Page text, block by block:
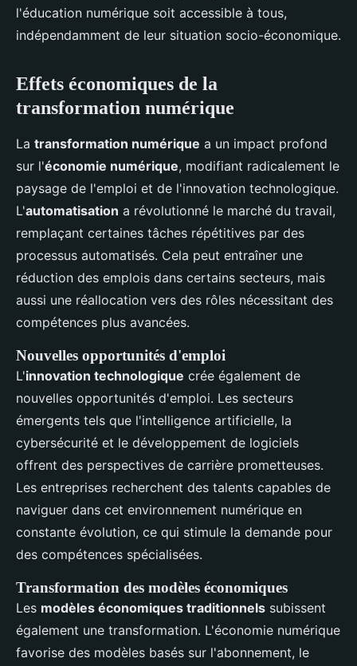
l'éducation numérique soit accessible à tous,
indépendamment de leur situation socio-économique.
Effets économiques de la
transformation numérique
La transformation numérique a un impact profond
sur l'économie numérique, modifiant radicalement le
paysage de l'emploi et de l'innovation technologique.
L'automatisation a révolutionné le marché du travail,
remplaçant certaines tâches répétitives par des
processus automatisés. Cela peut entraîner une
réduction des emplois dans certains secteurs, mais
aussi une réallocation vers des rôles nécessitant des
compétences plus avancées.
Nouvelles opportunités d'emploi
L'innovation technologique crée également de
nouvelles opportunités d'emploi. Les secteurs
émergents tels que l'intelligence artificielle, la
cybersécurité et le développement de logiciels
offrent des perspectives de carrière prometteuses.
Les entreprises recherchent des talents capables de
naviguer dans cet environnement numérique en
constante évolution, ce qui stimule la demande pour
des compétences spécialisées.
Transformation des modèles économiques
Les modèles économiques traditionnels subissent
également une transformation. L'économie numérique
favorise des modèles basés sur l'abonnement, le